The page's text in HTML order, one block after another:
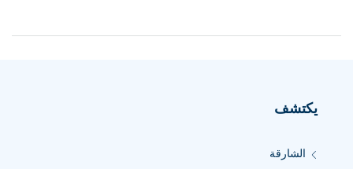
يكتشف
الشارقة